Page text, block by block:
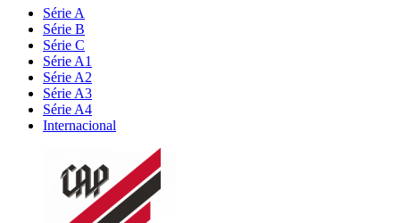
Série A
Série B
Série C
Série A1
Série A2
Série A3
Série A4
Internacional